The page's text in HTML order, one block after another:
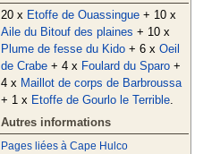
20 x Etoffe de Ouassingue+ 10 x
Aile du Bitouf des plaines + 10 x
Plume de fesse du Kido+ 6 x Oeil
de Crabe+ 4 x Foulard du Sparo+
4 x Maillot de corps de Barbroussa
+ 1 x Etoffe de Gourlo le Terrible.
Autres informations
Pages liées à Cape Hulco